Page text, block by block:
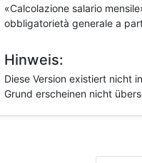
«Calcolazione salario
obbligatorietà generale a
Hinweis:
Diese Version existiert nicht
Grund erscheinen nicht